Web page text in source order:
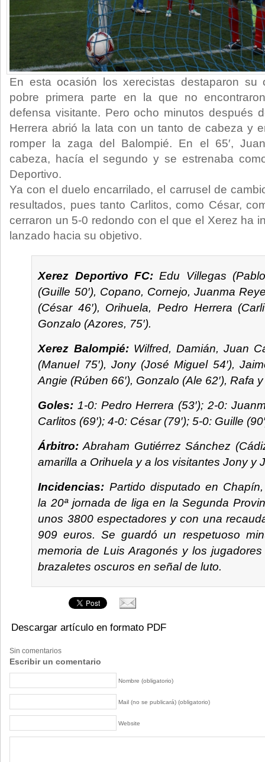
En esta ocasión los xerecistas destaparon su
pobre primera parte en la que no
defensa visitante. Pero ocho minutos después
Herrera abrió la lata con un tanto de cabeza y
romper la zaga del Balompié. En el 65′,
cabeza, hacía el segundo y se estrenaba
Deportivo.
Ya con el duelo encarrilado, el carrusel de
resultados, pues tanto Carlitos, como César,
cerraron un 5-0 redondo con el que el Xerez ha
lanzado hacia su objetivo.
Xerez Deportivo FC:Edu Villegas
(Guille 50′), Copano, Cornejo, Juanma
(César 46′), Orihuela, Pedro Herrera
Gonzalo (Azores, 75′).
Xerez Balompié:Wilfred, Damián, Juan
(Manuel 75′), Jony (José Miguel 54′),
Angie (Rúben 66′), Gonzalo (Ale 62′), Rafa
Goles: 1-0: Pedro Herrera (53′); 2-0:
Carlitos (69′); 4-0: César (79′); 5-0: Guille
Árbitro: Abraham Gutiérrez Sánchez
amarilla a Orihuela y a los visitantes Jony y
Incidencias: Partido disputado en
la 20ª jornada de liga en la Segunda
unos 3800 espectadores y con una
909 euros. Se guardó un respetuoso
memoria de Luis Aragonés y los
brazaletes oscuros en señal de luto.
Descargar artículo en formato PDF
Sin comentarios
Escribir un comentario
Nombre (obligatorio)
Mail (no se publicará) (obligatorio)
Website